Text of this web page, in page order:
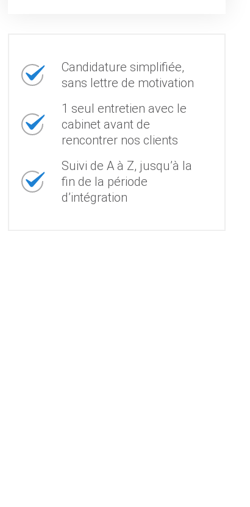
Candidature simplifiée,
sans lettre de motivation
1 seul entretien avec le
cabinet avant de
rencontrer nos clients
Suivi de A à Z, jusqu’à la
fin de la période
d’intégration